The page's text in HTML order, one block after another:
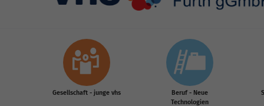
Gesellschaft - junge vhs
Beruf - Neue
Technologien